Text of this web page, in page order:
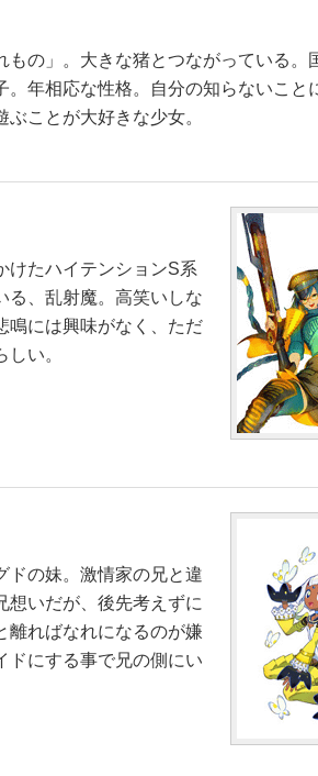
の」。大きな猪とつながっている。
。年相応な性格。自分の知らないこと
ことが大好きな少女。
たハイテンションS系
る、乱射魔。高笑いしな
鳴には興味がなく、ただ
い。
の妹。激情家の兄と違
想いだが、後先考えずに
離ればなれになるのが嫌
ドにする事で兄の側にい